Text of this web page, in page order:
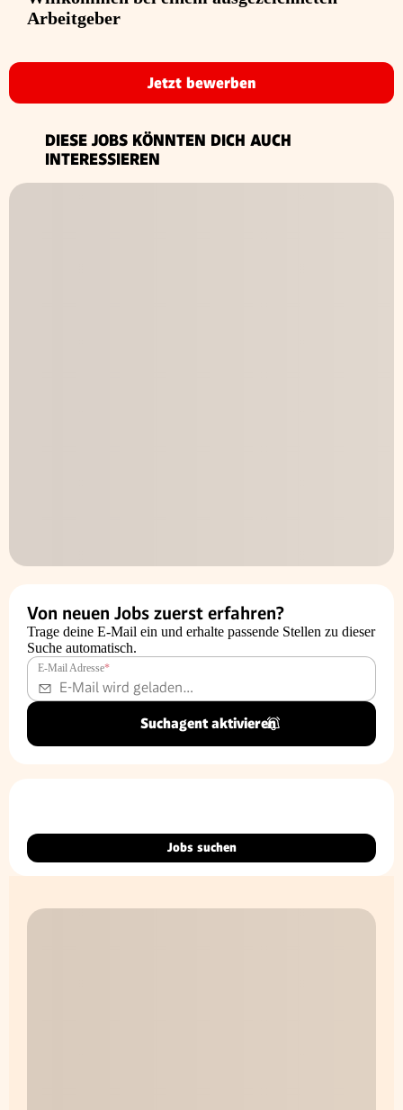
Arbeitgeber
Jetzt bewerben
DIESE JOBS KÖNNTEN DICH AUCH
INTERESSIEREN
Von neuen Jobs zuerst erfahren?
Trage deine E-Mail ein und erhalte passende Stellen zu dieser
Suche automatisch.
E-Mail Adresse*
Suchagent aktivieren
Jobs suchen